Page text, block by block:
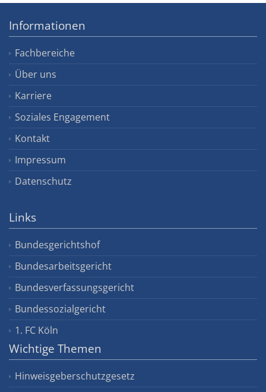
Informationen
Fachbereiche
Über uns
Karriere
Soziales Engagement
Kontakt
Impressum
Datenschutz
Links
Bundesgerichtshof
Bundesarbeitsgericht
Bundesverfassungsgericht
Bundessozialgericht
1. FC Köln
Wichtige Themen
Hinweisgeberschutzgesetz